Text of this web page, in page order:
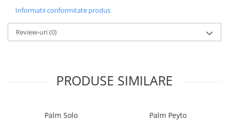
Informatii conformitate produs
Review-uri(0)
PRODUSE SIMILARE
Palm Solo
Palm Peyto